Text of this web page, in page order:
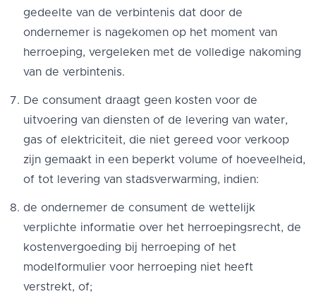
gedeelte van de verbintenis dat door de
ondernemer is nagekomen op het moment van
herroeping, vergeleken met de volledige nakoming
van de verbintenis.
De consument draagt geen kosten voor de
uitvoering van diensten of de levering van water,
gas of elektriciteit, die niet gereed voor verkoop
zijn gemaakt in een beperkt volume of hoeveelheid,
of tot levering van stadsverwarming, indien:
de ondernemer de consument de wettelijk
verplichte informatie over het herroepingsrecht, de
kostenvergoeding bij herroeping of het
modelformulier voor herroeping niet heeft
verstrekt, of;